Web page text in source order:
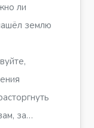
ли
землю
за…